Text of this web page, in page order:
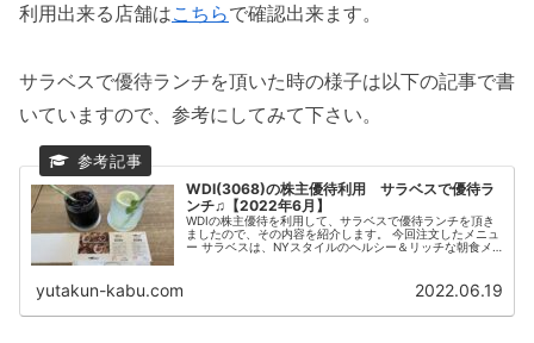
利用出来る店舗はこちらで確認出来ます。
サラベスで優待ランチを頂いた時の様子は以下の記事で書
いていますので、参考にしてみて下さい。
WDI(3068)の株主優待利用 サラベスで優待ラ
ンチ♫【2022年6月】
WDIの株主優待を利用して、サラベスで優待ランチを頂き
ましたので、その内容を紹介します。 今回注文したメニュ
ー サラベスは、NYスタイルのヘルシー＆リッチな朝食メ
yutakun-kabu.com 2022.06.19